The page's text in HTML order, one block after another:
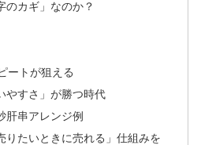
カギ」なのか？
ートが狙える
すさ」が勝つ時代
串アレンジ例
たいときに売れる」仕組みを